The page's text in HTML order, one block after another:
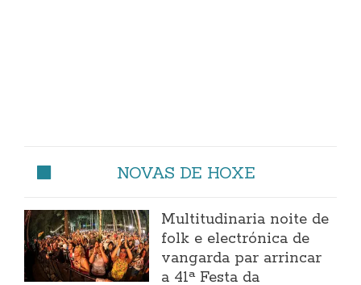
NOVAS DE HOXE
Multitudinaria noite de
folk e electrónica de
vangarda par arrincar
a 41ª Festa da